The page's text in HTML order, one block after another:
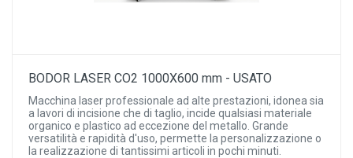
BODOR LASER CO2 1000X600 mm - USATO
Macchina laser professionale ad alte prestazioni, idonea sia
a lavori di incisione che di taglio, incide qualsiasi materiale
organico e plastico ad eccezione del metallo. Grande
versatilità e rapidità d'uso, permette la personalizzazione o
la realizzazione di tantissimi articoli in pochi minuti.